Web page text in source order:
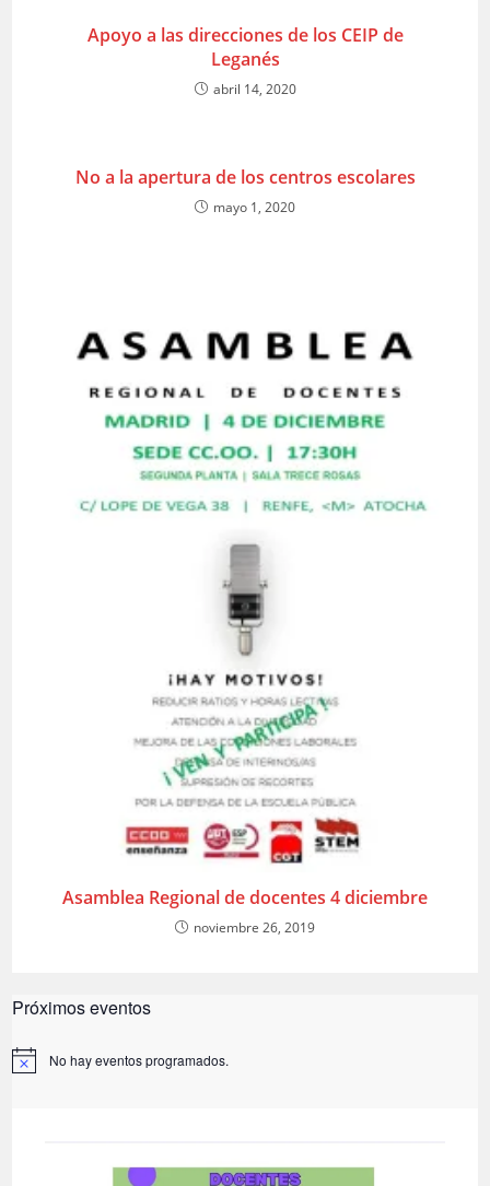
Apoyo a las direcciones de los CEIP de
Leganés
abril 14, 2020
No a la apertura de los centros escolares
mayo 1, 2020
Asamblea Regional de docentes 4 diciembre
noviembre 26, 2019
Próximos eventos
A
No hay eventos programados.